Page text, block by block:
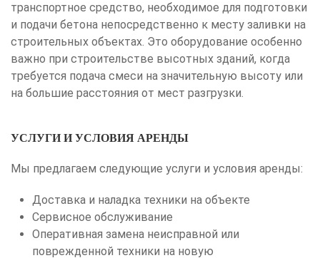
транспортное средство, необходимое для подготовки
и подачи бетона непосредственно к месту заливки на
строительных объектах. Это оборудование особенно
важно при строительстве высотных зданий, когда
требуется подача смеси на значительную высоту или
на большие расстояния от мест разгрузки.
УСЛУГИ И УСЛОВИЯ АРЕНДЫ
Мы предлагаем следующие услуги и условия аренды:
Доставка и наладка техники на объекте
Сервисное обслуживание
Оперативная замена неисправной или
поврежденной техники на новую